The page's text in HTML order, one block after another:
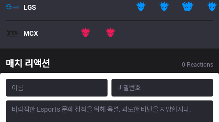
LGS
MCX
매치 리액션 0 Reactions